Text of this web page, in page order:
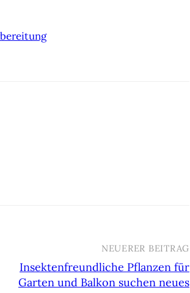
NEUERER BEITRAG
Insektenfreundliche Pflanzen für
Garten und Balkon suchen neues